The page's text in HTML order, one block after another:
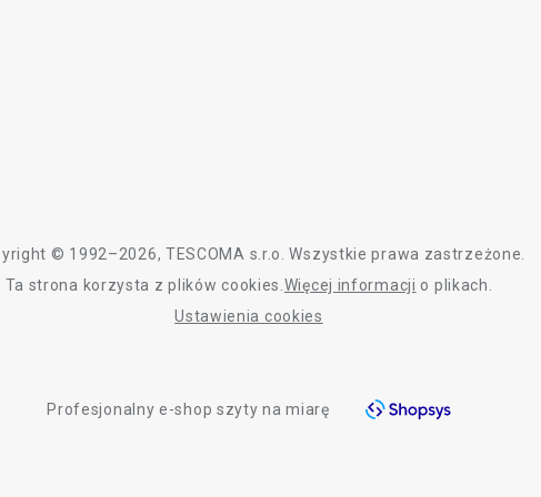
© 1992–2026, TESCOMA s.r.o. Wszystkie prawa zastrzeżone.
Ta strona korzysta z plików cookies. Więcej informacji o plikach.
Ustawienia cookies
Profesjonalny e-shop szyty na miarę